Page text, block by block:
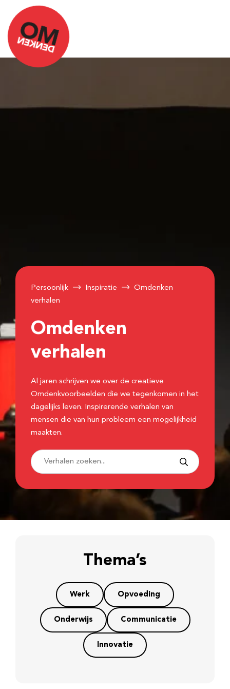
Persoonlijk Inspiratie
Omdenken
verhalen
Omdenken
verhalen
Al jaren schrijven we over de creatieve
Omdenkvoorbeelden die we tegenkomen in het
dagelijks leven. Inspirerende verhalen van
mensen die van hun probleem een mogelijkheid
maakten.
Thema’s
Werk Opvoeding
Onderwijs Communicatie
Innovatie